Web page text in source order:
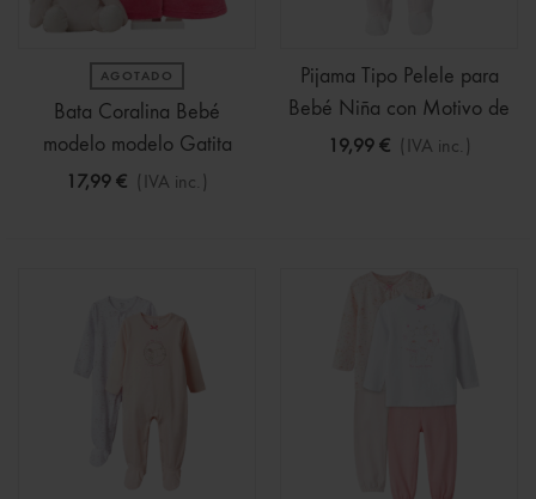
AGOTADO
Bata Coralina Bebé
modelo modelo Gatita
17,99 € (IVA inc.)
Pijama Tipo Pelele para
Bebé Niña con Motivo de
Llama
19,99 € (IVA inc.)